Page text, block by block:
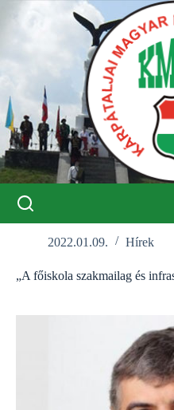
2022.01.09. Hírek
„A főiskola szakmailag és